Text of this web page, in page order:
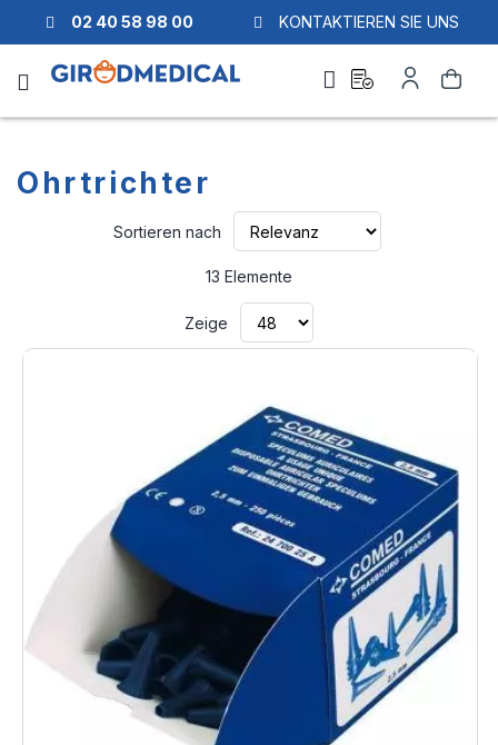
02 40 58 98 00 KONTAKTIEREN SIE UNS
Suche
quote
Konto
Ohrtrichter
Sortieren nach
13 Elemente
Zeige